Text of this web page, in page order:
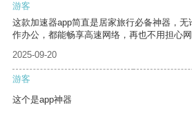
游客
这款加速器app简直是居家旅行必备神器，
作办公，都能畅享高速网络，再也不用担心网
2025-09-20
游客
这个是app神器